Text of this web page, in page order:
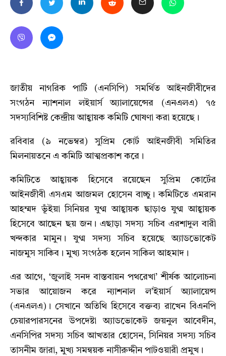
জাতীয় নাগরিক পার্টি (এনসিপি) সমর্থিত আইনজীবীদের
সংগঠন ন্যাশনাল লইয়ার্স অ্যালায়েন্সের (এনএলএ) ৭৫
সদস্যবিশিষ্ট কেন্দ্রীয় আহ্বায়ক কমিটি ঘোষণা করা হয়েছে।
রবিবার (৯ নভেম্বর) সুপ্রিম কোর্ট আইনজীবী সমিতির
মিলনায়তনে এ কমিটি আত্মপ্রকাশ করে।
কমিটিতে আহ্বায়ক হিসেবে রয়েছেন সুপ্রিম কোর্টের
আইনজীবী এসএম আজমল হোসেন বাচ্চু। কমিটিতে এমরান
আহম্মদ ভূঁইয়া সিনিয়র যুগ্ম আহ্বায়ক ছাড়াও যুগ্ম আহ্বায়ক
হিসেবে আছেন ছয় জন। এছাড়া সদস্য সচিব এরশাদুল বারী
খন্দকার মামুন। যুগ্ম সদস্য সচিব হয়েছে অ্যাডভোকেট
নাজমুস সাকিব। মুখ্য সংগঠক হলেন সাকিল আহমাদ।
এর আগে, ‘জুলাই সনদ বাস্তবায়ন পথরেখা’ শীর্ষক আলোচনা
সভার আয়োজন করে ন্যাশনাল ল’ইয়ার্স অ্যালায়েন্স
(এনএলএ)। সেখানে অতিথি হিসেবে বক্তব্য রাখেন বিএনপি
চেয়ারপারসনের উপদেষ্টা অ্যাডভোকেট জয়নুল আবেদীন,
এনসিপির সদস্য সচিব আখতার হোসেন, সিনিয়র সদস্য সচিব
তাসনীম জারা, মুখ্য সমন্বয়ক নাসীরুদ্দীন পাটওয়ারী প্রমুখ।